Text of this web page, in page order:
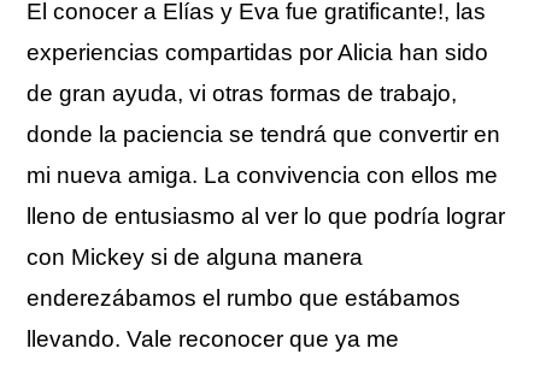
El conocer a Elías y Eva fue gratificante!, las
experiencias compartidas por Alicia han sido
de gran ayuda, vi otras formas de trabajo,
donde la paciencia se tendrá que convertir en
mi nueva amiga. La convivencia con ellos me
lleno de entusiasmo al ver lo que podría lograr
con Mickey si de alguna manera
enderezábamos el rumbo que estábamos
llevando. Vale reconocer que ya me